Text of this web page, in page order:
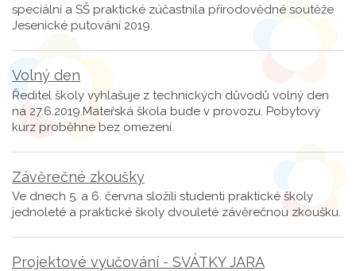
speciální a SŠ praktické zúčastnila přírodovědné soutěže
Jesenické putování 2019.
Volný den
Ředitel školy vyhlašuje z technických důvodů volný den
na 27.6.2019.Mateřská škola bude v provozu. Pobytový
kurz proběhne bez omezení.
Závěrečné zkoušky
Ve dnech 5. a 6. června složili studenti praktické školy
jednoleté a praktické školy dvouleté závěrečnou zkoušku.
Projektové vyučování - SVÁTKY JARA